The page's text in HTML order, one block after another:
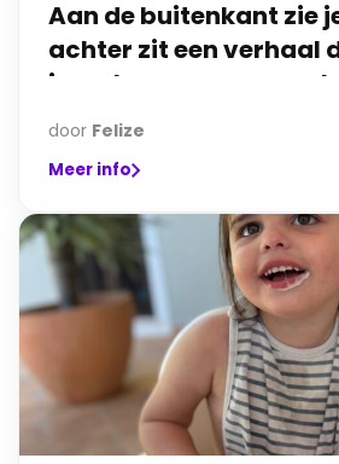
Aan de buitenkant zie
achter zit een verhaal
jarenlang geen naam
door Felize
Meer info